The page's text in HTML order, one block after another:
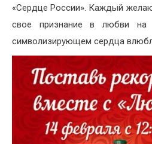
«Сердце России». Каждый
свое признание в любви на
символизирующем сердца